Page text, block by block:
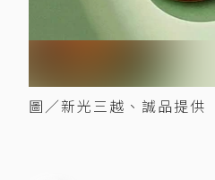
圖／新光三越、誠品提供